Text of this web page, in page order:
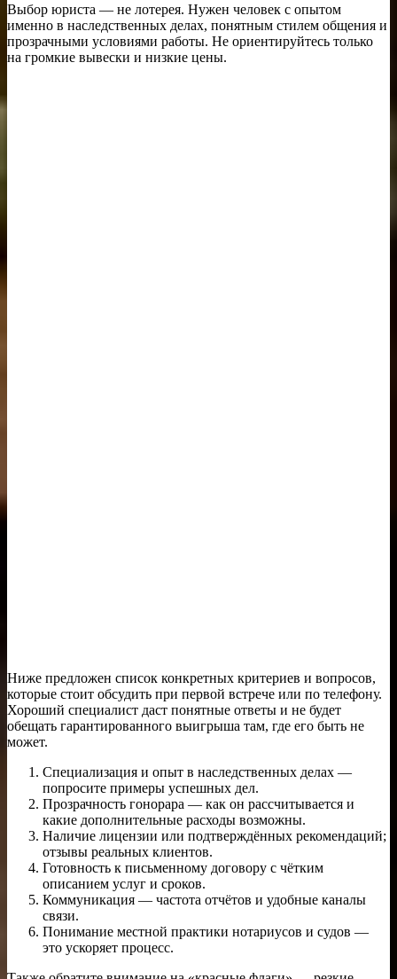
Выбор юриста — не лотерея. Нужен человек с опытом
именно в наследственных делах, понятным стилем общения и
прозрачными условиями работы. Не ориентируйтесь только
на громкие вывески и низкие цены.
Ниже предложен список конкретных критериев и вопросов,
которые стоит обсудить при первой встрече или по телефону.
Хороший специалист даст понятные ответы и не будет
обещать гарантированного выигрыша там, где его быть не
может.
Специализация и опыт в наследственных делах —
попросите примеры успешных дел.
Прозрачность гонорара — как он рассчитывается и
какие дополнительные расходы возможны.
Наличие лицензии или подтверждённых рекомендаций;
отзывы реальных клиентов.
Готовность к письменному договору с чётким
описанием услуг и сроков.
Коммуникация — частота отчётов и удобные каналы
связи.
Понимание местной практики нотариусов и судов —
это ускоряет процесс.